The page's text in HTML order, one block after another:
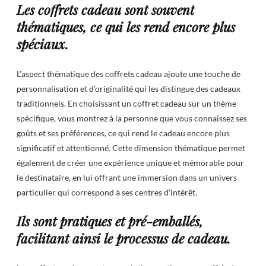
Les coffrets cadeau sont souvent
thématiques, ce qui les rend encore plus
spéciaux.
L’aspect thématique des coffrets cadeau ajoute une touche de
personnalisation et d’originalité qui les distingue des cadeaux
traditionnels. En choisissant un coffret cadeau sur un thème
spécifique, vous montrez à la personne que vous connaissez ses
goûts et ses préférences, ce qui rend le cadeau encore plus
significatif et attentionné. Cette dimension thématique permet
également de créer une expérience unique et mémorable pour
le destinataire, en lui offrant une immersion dans un univers
particulier qui correspond à ses centres d’intérêt.
Ils sont pratiques et pré-emballés,
facilitant ainsi le processus de cadeau.